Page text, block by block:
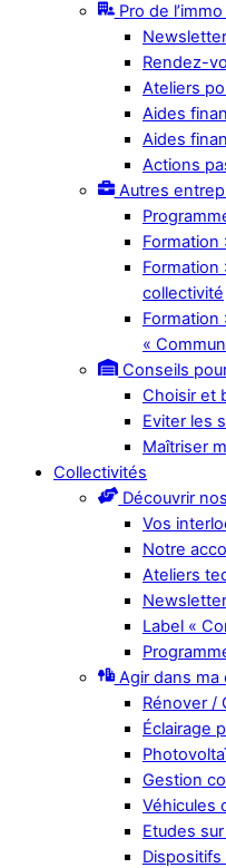
Pro de
Rendez-
Ateliers
Aides
Aides
Actions
Autres
Formation
Formation
collectivité
Formation
«
Conseils
Choisir et
Eviter les
Maîtriser
Collectivités
Découvrir
Vos
Notre
Ateliers
Label «
Agir dans ma
Rénover /
Éclairage
Gestion
Véhicules
Etudes